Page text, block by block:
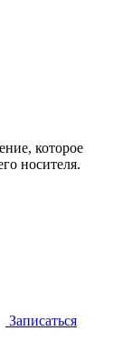
которое
носителя.
Записаться